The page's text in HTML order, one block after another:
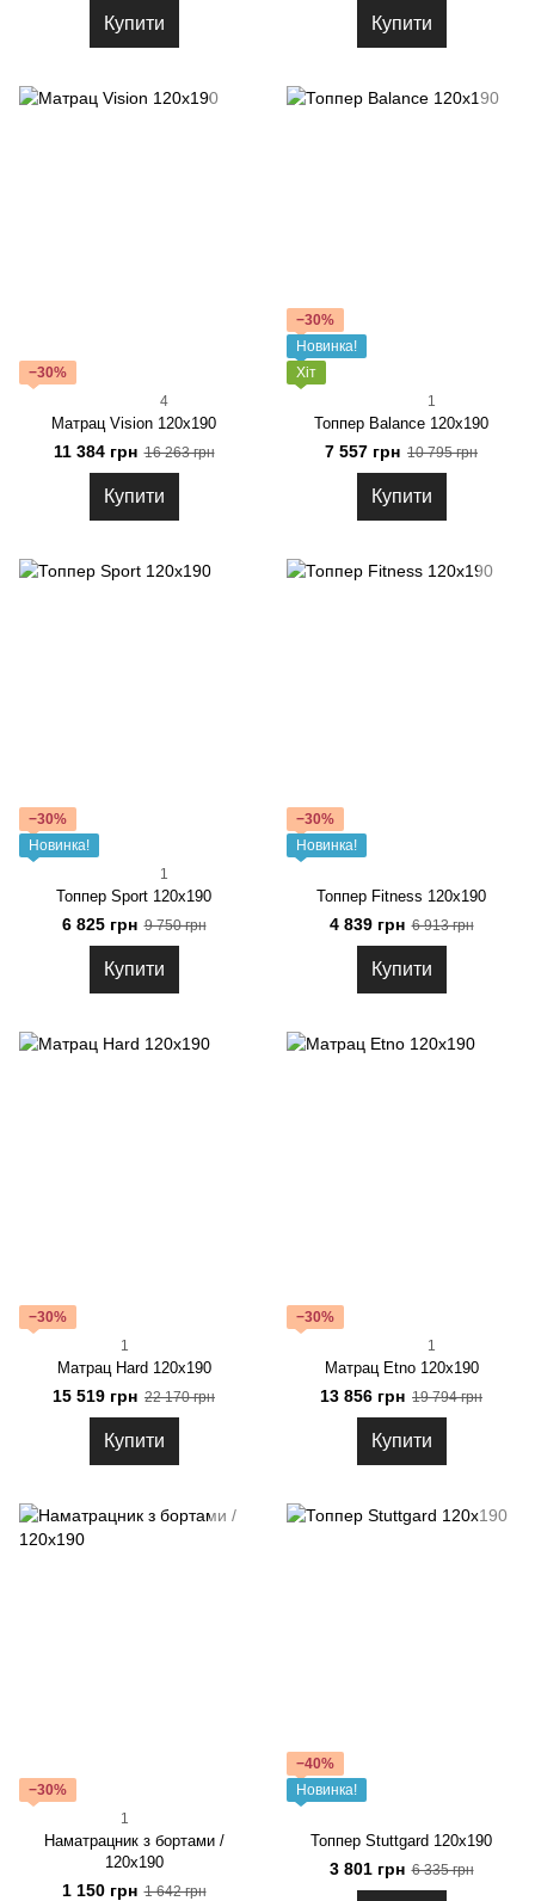
Купити Купити
−30%
4
Матрац Vision 120x190
11 384 грн 16 263 грн
Купити
−30%
Новинка!
Хіт
1
Топпер Balance 120x190
7 557 грн 10 795 грн
Купити
−30%
Новинка!
1
Топпер Sport 120x190
6 825 грн 9 750 грн
Купити
−30%
Новинка!
Топпер Fitness 120x190
4 839 грн 6 913 грн
Купити
−30%
1
Матрац Hard 120x190
15 519 грн 22 170 грн
Купити
−30%
1
Матрац Etno 120x190
13 856 грн 19 794 грн
Купити
−30%
1
Наматрацник з бортами /
120x190
1 150 грн 1 642 грн
−40%
Новинка!
Топпер Stuttgard 120x190
3 801 грн 6 335 грн